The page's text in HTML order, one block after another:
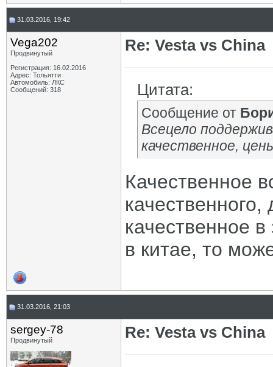
31.03.2016, 19:42
Vega202
Продвинутый
Регистрация: 16.02.2016
Адрес: Тольятти
Автомобиль: ЛКС
Сообщений: 318
Re: Vesta vs China
Цитата:
Сообщение от
Всецело
качественное,
Качественное
качественное
в китае, то
31.03.2016, 21:03
sergey-78
Продвинутый Re: Vesta vs China